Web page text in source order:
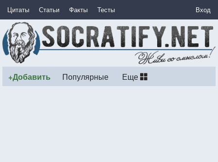
Цитаты Статьи Факты Тесты Вход
+Добавить Популярные Еще